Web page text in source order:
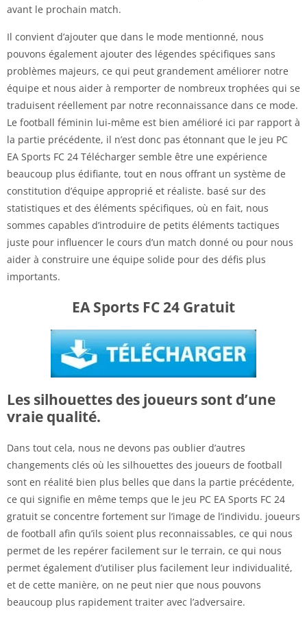
avant le prochain match.
Il convient d’ajouter que dans le mode mentionné, nous
pouvons également ajouter des légendes spécifiques sans
problèmes majeurs, ce qui peut grandement améliorer notre
équipe et nous aider à remporter de nombreux trophées qui se
traduisent réellement par notre reconnaissance dans ce mode.
Le football féminin lui-même est bien amélioré ici par rapport à
la partie précédente, il n’est donc pas étonnant que le jeu PC
EA Sports FC 24 Télécharger semble être une expérience
beaucoup plus édifiante, tout en nous offrant un système de
constitution d’équipe approprié et réaliste. basé sur des
statistiques et des éléments spécifiques, où en fait, nous
sommes capables d’introduire de petits éléments tactiques
juste pour influencer le cours d’un match donné ou pour nous
aider à construire une équipe solide pour des défis plus
importants.
EA Sports FC 24 Gratuit
Les silhouettes des joueurs sont d’une
vraie qualité.
Dans tout cela, nous ne devons pas oublier d’autres
changements clés où les silhouettes des joueurs de football
sont en réalité bien plus belles que dans la partie précédente,
ce qui signifie en même temps que le jeu PC EA Sports FC 24
gratuit se concentre fortement sur l’image de l’individu. joueurs
de football afin qu’ils soient plus reconnaissables, ce qui nous
permet de les repérer facilement sur le terrain, ce qui nous
permet également d’utiliser plus facilement leur individualité,
et de cette manière, on ne peut nier que nous pouvons
beaucoup plus rapidement traiter avec l’adversaire.